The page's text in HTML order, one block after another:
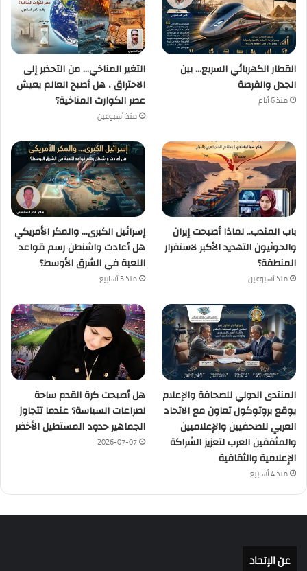
القطار الكهربائي السريع… بين
الجدل والفرصة
منذ 6 أيام
التغير المناخي… من التحذير إلى
الاحتراق ، هل أصبح العالم يعيش
عصر الكوارث المناخية؟
منذ أسبوعين
باب المندب.. لماذا أصبحت إيران
والحوثيون التهديد الأكبر لاستقرار
المنطقة؟
منذ أسبوعين
إسرائيل الكبرى… والمكر الأمريكي
هل أعادت واشنطن رسم قواعد
اللعبة في الشرق الأوسط؟
منذ 3 أسابيع
المنتدى الدولي للصحافة والإعلام
يوقع بروتوكول تعاون مع الاتحاد
العربي للصحفيين والإعلاميين
والمثقفين العرب لتعزيز الشراكة
الإعلامية والثقافية
منذ 4 أسابيع
هل أصبحت كرة القدم ساحة
لصراعات السياسة؟ عندما تتجاوز
الجماهير حدود المستطيل الأخضر
2026-07-07
عن الإتحاد